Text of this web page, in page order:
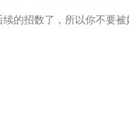
的招数了，所以你不要